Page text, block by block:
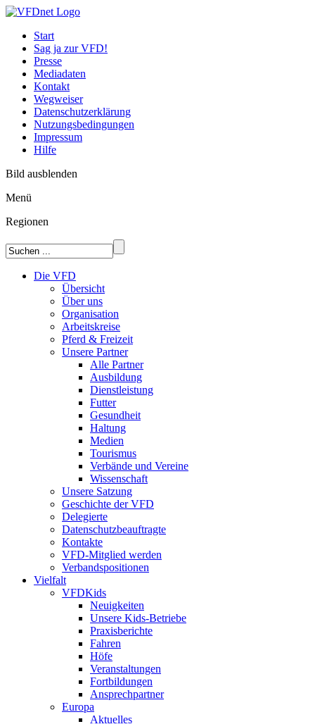
Start
Sag ja zur VFD!
Presse
Mediadaten
Kontakt
Wegweiser
Datenschutzerklärung
Nutzungsbedingungen
Impressum
Hilfe
Bild ausblenden
Menü
Regionen
Die VFD
Übersicht
Über uns
Organisation
Arbeitskreise
Pferd & Freizeit
Unsere Partner
Alle Partner
Ausbildung
Dienstleistung
Futter
Gesundheit
Haltung
Medien
Tourismus
Verbände und Vereine
Wissenschaft
Unsere Satzung
Geschichte der VFD
Delegierte
Datenschutzbeauftragte
Kontakte
VFD-Mitglied werden
Verbandspositionen
Vielfalt
VFDKids
Neuigkeiten
Unsere Kids-Betriebe
Praxisberichte
Fahren
Höfe
Veranstaltungen
Fortbildungen
Ansprechpartner
Europa
Aktuelles